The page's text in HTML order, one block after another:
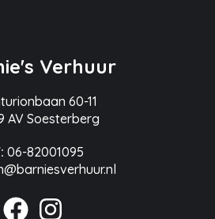
Verhuur
60-11
AV Soesterberg
06-82001095